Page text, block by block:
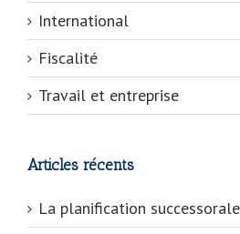
International
Fiscalité
Travail et entreprise
Articles récents
La planification successorale